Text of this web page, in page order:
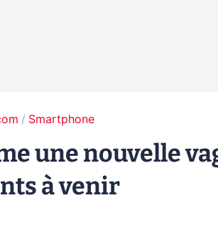
Smartphone
une nouvelle
à venir